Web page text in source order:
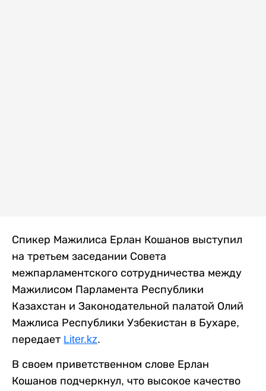
Спикер Мажилиса Ерлан Кошанов выступил
на третьем заседании Совета
межпарламентского сотрудничества между
Мажилисом Парламента Республики
Казахстан и Законодательной палатой Олий
Мажлиса Республики Узбекистан в Бухаре,
передает Liter.kz.
В своем приветственном слове Ерлан
Кошанов подчеркнул, что высокое качество